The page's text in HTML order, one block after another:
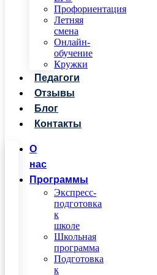
Профориентация
Летняя
смена
Онлайн-
обучение
Кружки
Педагоги
Отзывы
Блог
Контакты
О
нас
Программы
Экспресс-
подготовка
к
школе
Школьная
программа
Подготовка
к